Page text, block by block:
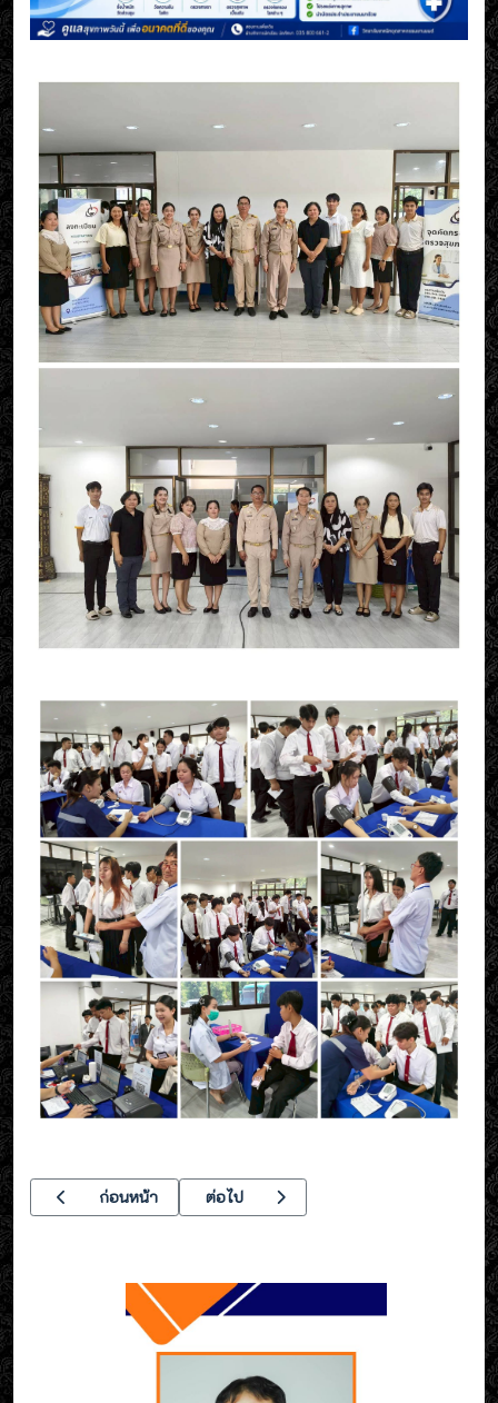
เนื้อหาก่อนหน้า: วิทยาลัยเทคนิคอุตสาหกรรมยานยนต์ จัดกิจกรรม
ก่อนหน้า เนื้อหาถัดไป: โครงการ OVEC Plus 4 ซ่อมได้
ต่อไป